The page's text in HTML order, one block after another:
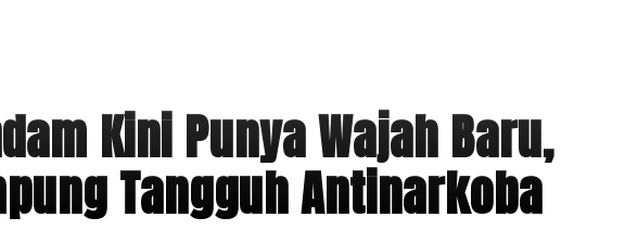
Kini Punya Wajah Baru,
Tangguh Antinarkoba